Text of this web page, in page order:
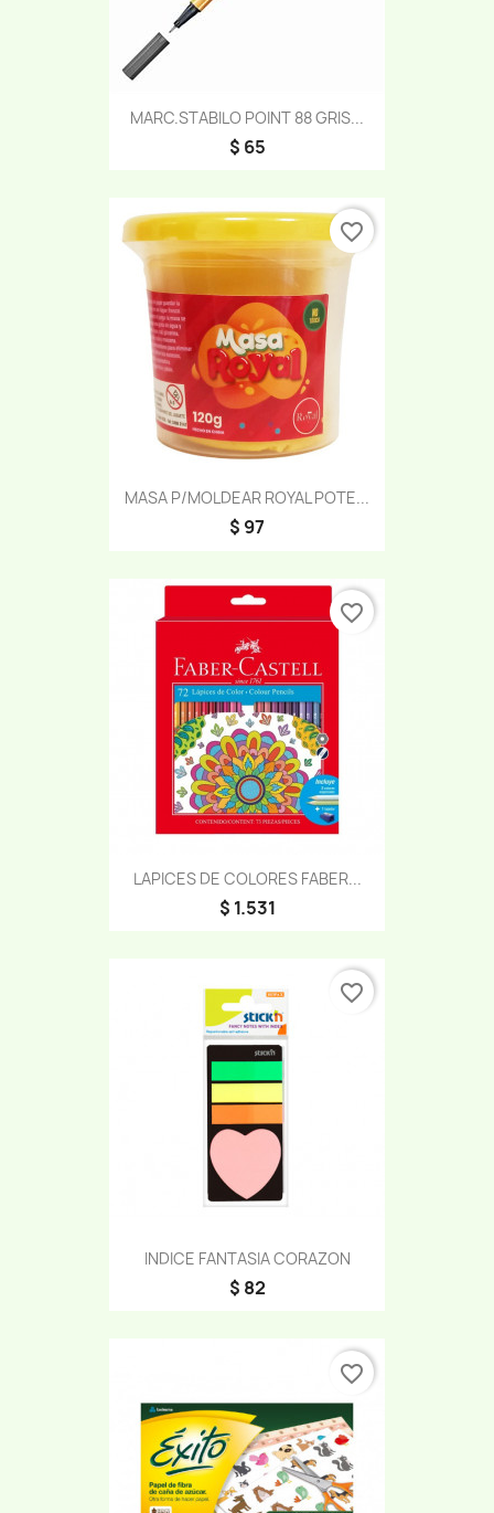
MARC.STABILO POINT 88 GRIS...
$ 65
MASA P/MOLDEAR ROYAL POTE...
$ 97
favorite_border
LAPICES DE COLORES FABER...
$ 1.531
favorite_border
INDICE FANTASIA CORAZON
$ 82
favorite_border
favorite_border